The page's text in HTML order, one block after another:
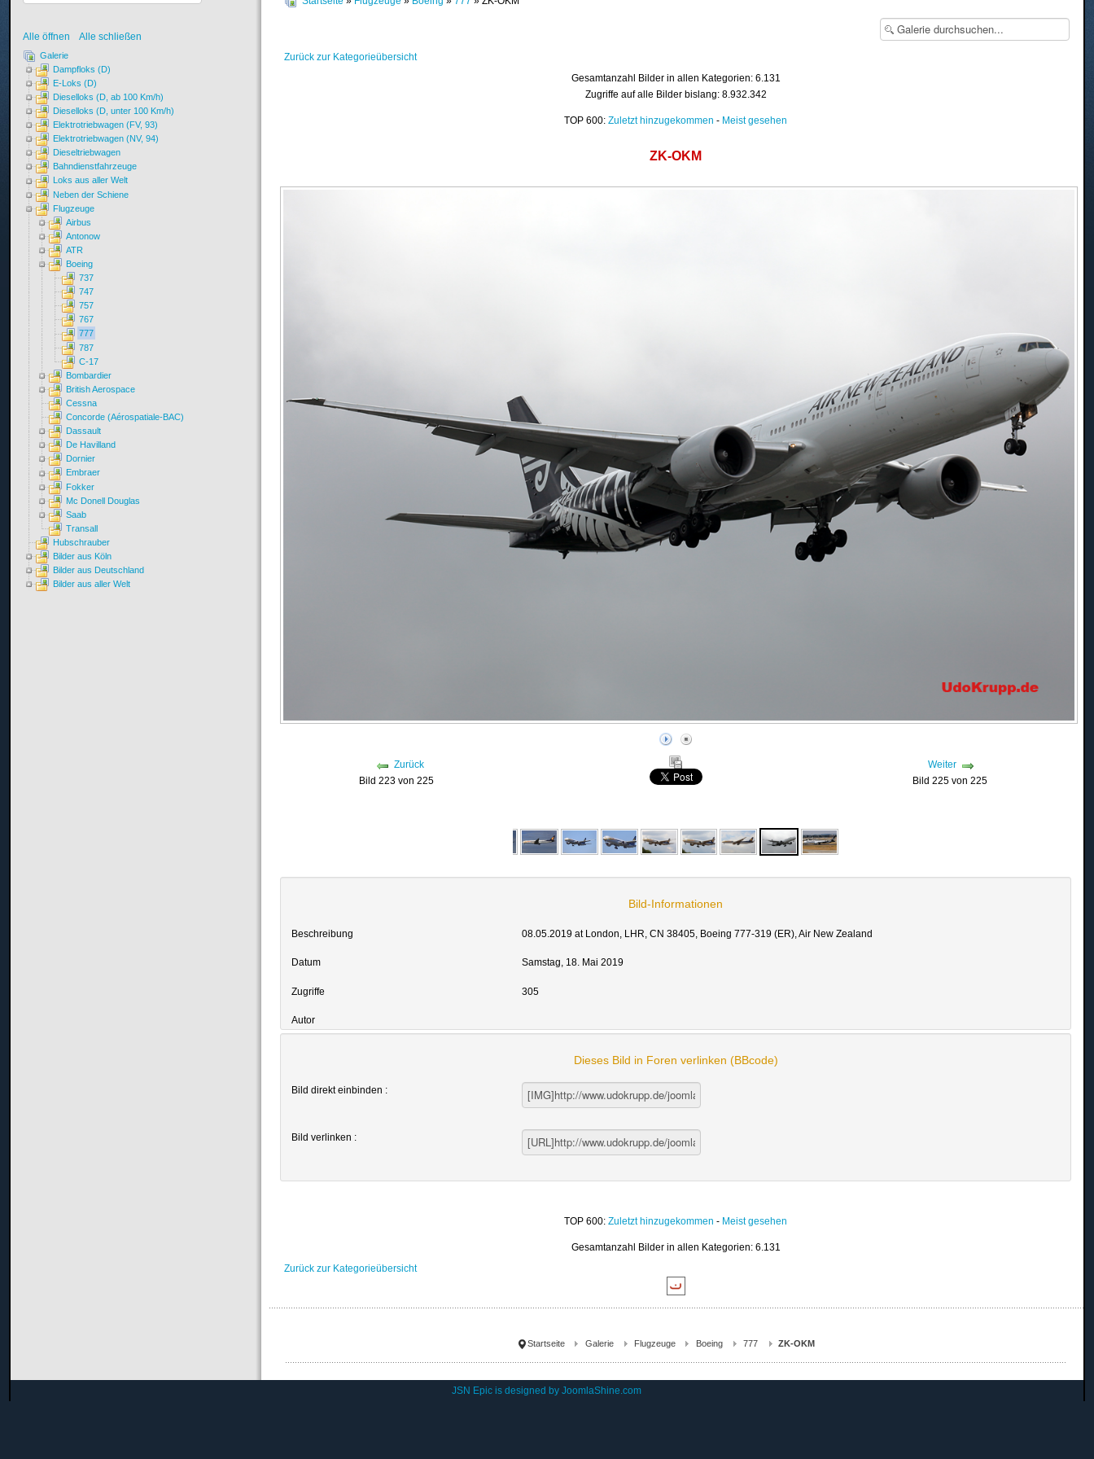
Zurück zur Kategorieübersicht
Gesamtanzahl Bilder in allen Kategorien: 6.131
Zugriffe auf alle Bilder bislang: 8.932.342
TOP 600:Zuletzt hinzugekommen - Meist gesehen
ZK-OKM
Zurück
Bild 223 von 225
Weiter
Bild 225 von 225
Bild-Informationen
Beschreibung 08.05.2019 at London, LHR, CN 38405, Boeing 777-319 (ER), Air New Zealand
Datum Samstag, 18. Mai 2019
Zugriffe 305
Autor
Dieses Bild in Foren verlinken (BBcode)
Bild direkt einbinden :
Bild verlinken :
TOP 600:Zuletzt hinzugekommen - Meist gesehen
Gesamtanzahl Bilder in allen Kategorien: 6.131
Zurück zur Kategorieübersicht
Startseite Galerie Flugzeuge Boeing 777 ZK-OKM
Alle öffnen Alle schließen
Galerie
Dampfloks (D)
E-Loks (D)
Dieselloks (D, ab 100 Km/h)
Dieselloks (D, unter 100 Km/h)
Elektrotriebwagen (FV, 93)
Elektrotriebwagen (NV, 94)
Dieseltriebwagen
Bahndienstfahrzeuge
Loks aus aller Welt
Neben der Schiene
Flugzeuge
Airbus
Antonow
ATR
Boeing
737
747
757
767
777
787
C-17
Bombardier
British Aerospace
Cessna
Concorde (Aérospatiale-BAC)
Dassault
De Havilland
Dornier
Embraer
Fokker
Mc Donell Douglas
Saab
Transall
Hubschrauber
Bilder aus Köln
Bilder aus Deutschland
Bilder aus aller Welt
JSN Epic is designed byJoomlaShine.com